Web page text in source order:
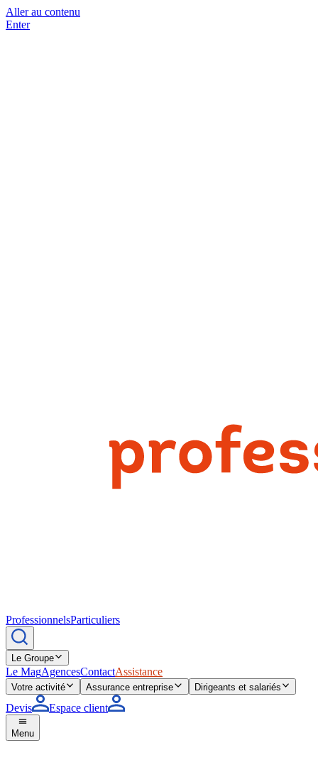
Aller au contenu
Enter
ProfessionnelsParticuliers
Le Groupe
Le MagAgencesContactAssistance
Votre activité Assurance entreprise Dirigeants et salariés
Devis Espace client
Menu